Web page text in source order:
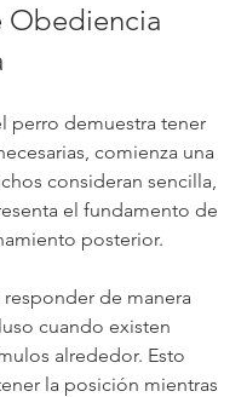
Obediencia
perro demuestra tener
comienza una
consideran sencilla,
el fundamento de
posterior.
de manera
cuando existen
alrededor. Esto
la posición mientras